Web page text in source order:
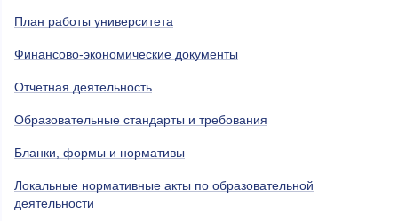
План работы университета
Финансово-экономические документы
Отчетная деятельность
Образовательные стандарты и требования
Бланки, формы и нормативы
Локальные нормативные акты по образовательной
деятельности